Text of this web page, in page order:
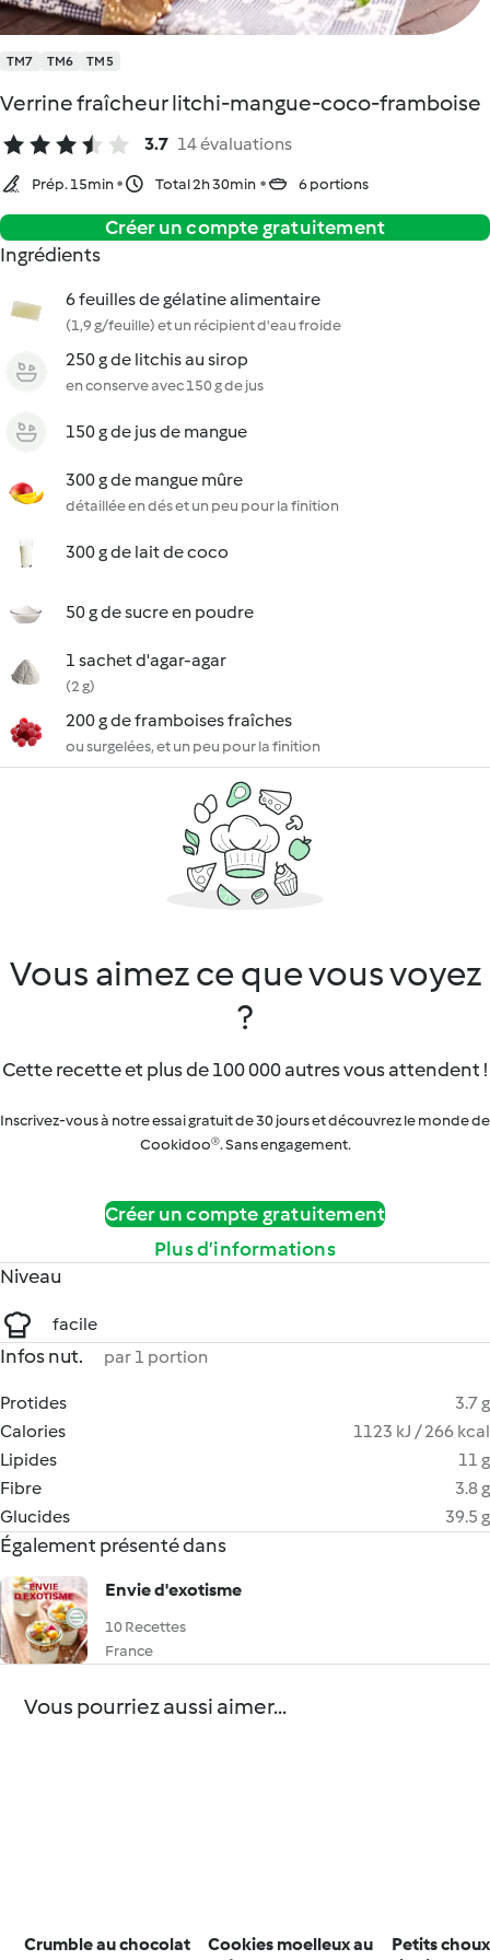
TM7 TM6 TM5
Verrine fraîcheur litchi-mangue-coco-framboise
3.7 14 évaluations
Prép. 15min Total 2h 30min 6 portions
Créer un compte gratuitement
Ingrédients
6 feuilles de gélatine alimentaire
(1,9 g/feuille) et un récipient d'eau froide
250 g de litchis au sirop
en conserve avec 150 g de jus
150 g de jus de mangue
300 g de mangue mûre
détaillée en dés et un peu pour la finition
300 g de lait de coco
50 g de sucre en poudre
1 sachet d'agar-agar
(2 g)
200 g de framboises fraîches
ou surgelées, et un peu pour la finition
Vous aimez ce que vous voyez
?
Cette recette et plus de 100 000 autres vous attendent !
Inscrivez-vous à notre essai gratuit de 30 jours et découvrez le monde de
Cookidoo®. Sans engagement.
Créer un compte gratuitement
Plus d’informations
Niveau
facile
Infos nut. par 1 portion
Protides
3.7 g
Calories
1123 kJ / 266 kcal
Lipides
11 g
Fibre
3.8 g
Glucides
39.5 g
Également présenté dans
Envie d'exotisme
10 Recettes
France
Vous pourriez aussi aimer...
Crumble au chocolat
Cookies moelleux au
Petits